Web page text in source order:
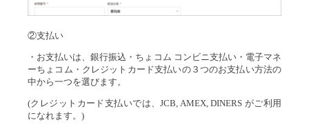
②支払い
・お支払いは、銀行振込・ちょコム コンビニ支払い・電子マネ
ーちょコム・クレジットカード支払いの３つのお支払い方法の
中から一つを選びます。
(クレジットカード支払いでは、JCB, AMEX, DINERS がご利用
になれます。)